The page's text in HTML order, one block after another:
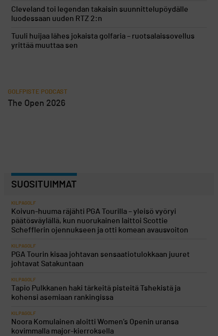
Cleveland toi legendan takaisin suunnittelupöydälle
luodessaan uuden RTZ 2:n
Tuuli huijaa lähes jokaista golfaria – ruotsalaissovellus
yrittää muuttaa sen
GOLFPISTE PODCAST
The Open 2026
SUOSITUIMMAT
KILPAGOLF
Koivun-huuma räjähti PGA Tourilla – yleisö vyöryi
päätösväylällä, kun nuorukainen laittoi Scottie
Schefflerin ojennukseen ja otti komean avausvoiton
KILPAGOLF
PGA Tourin kisaa johtavan sensaatiotulokkaan juuret
johtavat Satakuntaan
KILPAGOLF
Tapio Pulkkanen haki tärkeitä pisteitä Tshekistä ja
kohensi asemiaan rankingissa
KILPAGOLF
Noora Komulainen aloitti Women’s Openin uransa
kovimmalla major-kierroksella